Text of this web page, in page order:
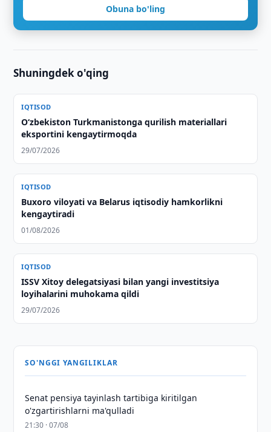
Obuna bo'ling
Shuningdek o'qing
IQTISOD
Oʻzbekiston Turkmanistonga qurilish materiallari
eksportini kengaytirmoqda
29/07/2026
IQTISOD
Buxoro viloyati va Belarus iqtisodiy hamkorlikni
kengaytiradi
01/08/2026
IQTISOD
ISSV Xitoy delegatsiyasi bilan yangi investitsiya
loyihalarini muhokama qildi
29/07/2026
SO'NGGI YANGILIKLAR
Senat pensiya tayinlash tartibiga kiritilgan
o'zgartirishlarni ma'qulladi
21:30 · 07/08